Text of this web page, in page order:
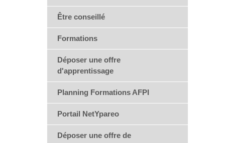
Être conseillé
Formations
Déposer une offre
d'apprentissage
Planning Formations AFPI
Portail NetYpareo
Déposer une offre de